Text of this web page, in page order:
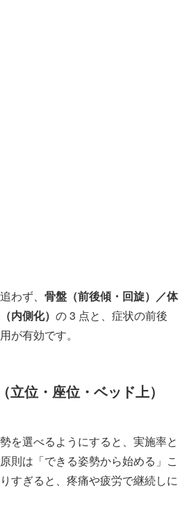
わず、 骨盤（前後傾・回旋）／体
内側化） の 3 点と、症状の前後
が有効です。
立位・座位・ベッド上）
を選べるようにすると、実施率と
則は「できる姿勢から始める」こ
すぎると、疼痛や疲労で継続しに